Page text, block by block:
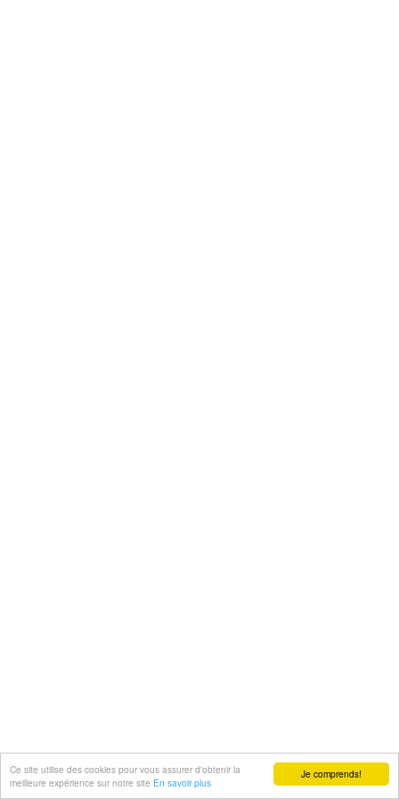
Je comprends!
Ce site utilise des cookies pour vous assurer d'obtenir la
meilleure expérience sur notre site En savoir plus